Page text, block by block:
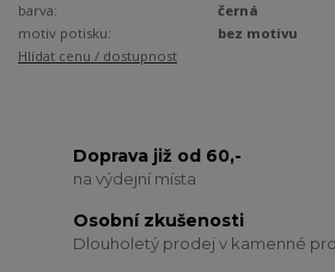
barva:
černá
motiv potisku:
bez motivu
Hlídat cenu / dostupnost
Doprava již od 60,-
na výdejní místa
Osobní zkušenosti
Dlouholetý prodej v kamenné